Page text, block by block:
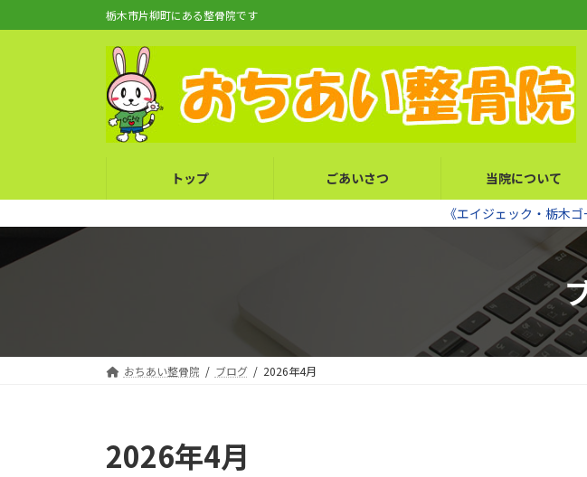
ン
プ
ビ
動
栃木市片柳町にある整骨院です
トップ ごあいさつ 当院について
《エイジェック・栃木
おちあい整骨院 ブログ 2026年4月
2026年4月